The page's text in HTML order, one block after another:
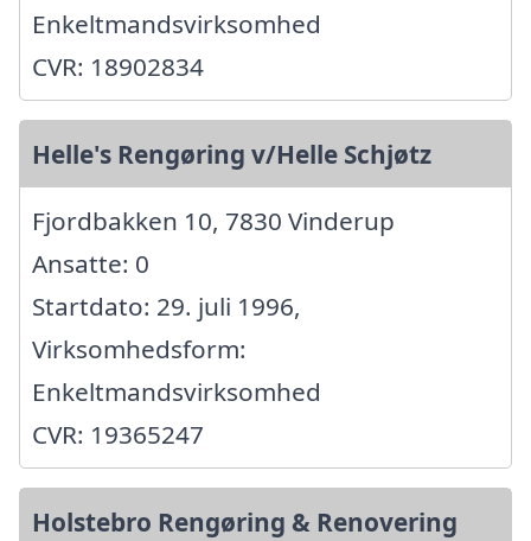
Enkeltmandsvirksomhed
CVR: 18902834
Helle's Rengøring v/Helle Schjøtz
Fjordbakken 10, 7830 Vinderup
Ansatte: 0
Startdato: 29. juli 1996,
Virksomhedsform:
Enkeltmandsvirksomhed
CVR: 19365247
Holstebro Rengøring & Renovering